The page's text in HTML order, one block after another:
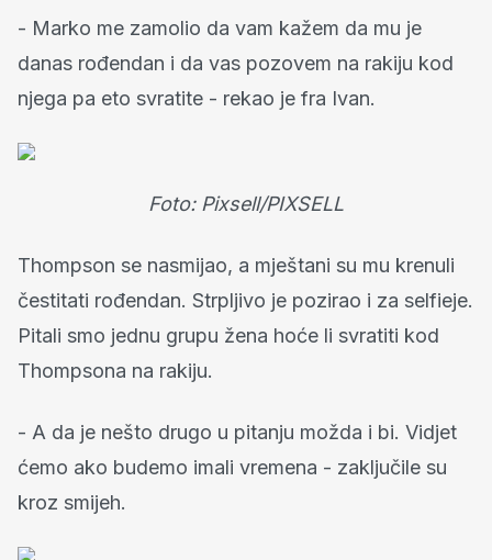
- Marko me zamolio da vam kažem da mu je
danas rođendan i da vas pozovem na rakiju kod
njega pa eto svratite - rekao je fra Ivan.
Foto: Pixsell/PIXSELL
Thompson se nasmijao, a mještani su mu krenuli
čestitati rođendan. Strpljivo je pozirao i za selfieje.
Pitali smo jednu grupu žena hoće li svratiti kod
Thompsona na rakiju.
- A da je nešto drugo u pitanju možda i bi. Vidjet
ćemo ako budemo imali vremena - zaključile su
kroz smijeh.